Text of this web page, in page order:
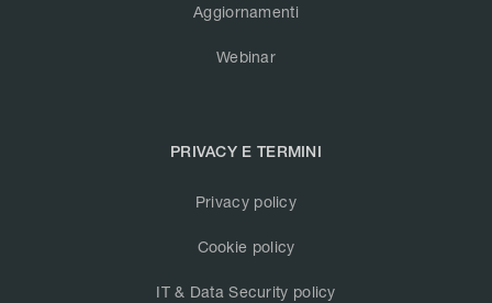
Aggiornamenti
Webinar
PRIVACY E TERMINI
Privacy policy
Cookie policy
IT & Data Security policy